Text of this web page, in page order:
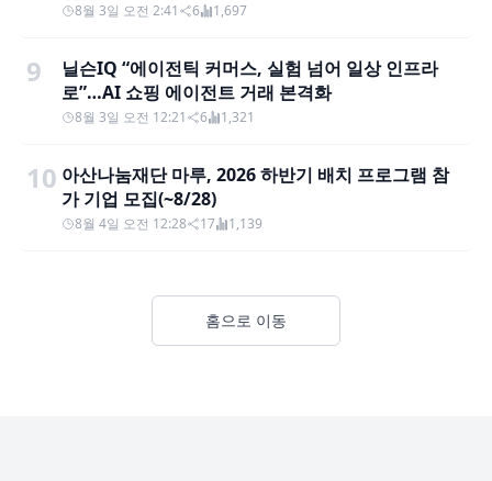
8월 3일 오전 2:41 6 1,697
9
닐슨IQ “에이전틱 커머스, 실험 넘어 일상 인프라
로”…AI 쇼핑 에이전트 거래 본격화
8월 3일 오전 12:21 6 1,321
10 아산나눔재단 마루, 2026 하반기 배치 프로그램 참
가 기업 모집(~8/28)
8월 4일 오전 12:28 17 1,139
홈으로 이동